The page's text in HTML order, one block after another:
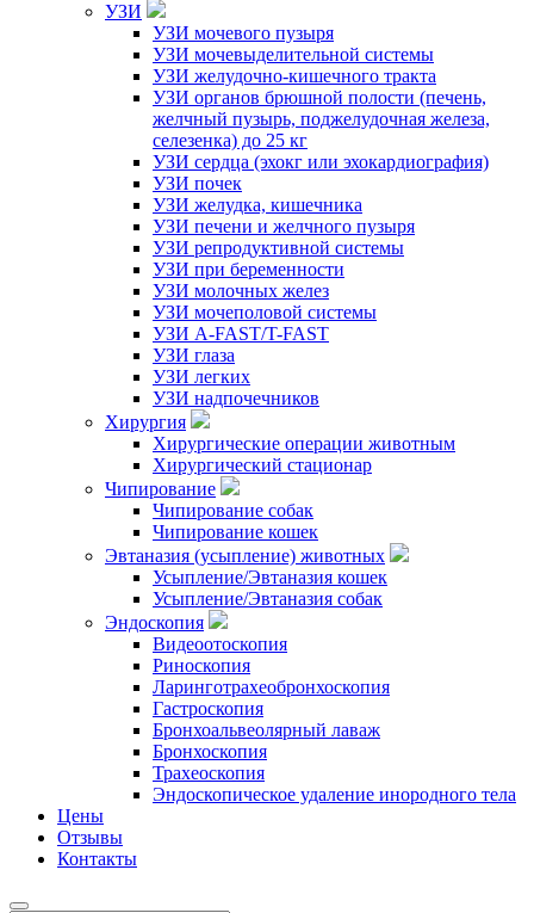
УЗИ
УЗИ мочевого пузыря
УЗИ мочевыделительной системы
УЗИ желудочно-кишечного тракта
УЗИ органов брюшной полости (печень,
желчный пузырь, поджелудочная железа,
селезенка) до 25 кг
УЗИ сердца (эхокг или эхокардиография)
УЗИ почек
УЗИ желудка, кишечника
УЗИ печени и желчного пузыря
УЗИ репродуктивной системы
УЗИ при беременности
УЗИ молочных желез
УЗИ мочеполовой системы
УЗИ A-FAST/T-FAST
УЗИ глаза
УЗИ легких
УЗИ надпочечников
Хирургия
Хирургические операции животным
Хирургический стационар
Чипирование
Чипирование собак
Чипирование кошек
Эвтаназия (усыпление) животных
Усыпление/Эвтаназия кошек
Усыпление/Эвтаназия собак
Эндоскопия
Видеоотоскопия
Риноскопия
Ларинготрахеобронхоскопия
Гастроскопия
Бронхоальвеолярный лаваж
Бронхоскопия
Трахеоскопия
Эндоскопическое удаление инородного тела
Цены
Отзывы
Контакты